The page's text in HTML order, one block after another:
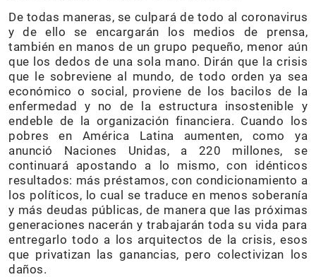
De todas maneras, se culpará de todo al coronavirus
y de ello se encargarán los medios de prensa,
también en manos de un grupo pequeño, menor aún
que los dedos de una sola mano. Dirán que la crisis
que le sobreviene al mundo, de todo orden ya sea
económico o social, proviene de los bacilos de la
enfermedad y no de la estructura insostenible y
endeble de la organización financiera. Cuando los
pobres en América Latina aumenten, como ya
anunció Naciones Unidas, a 220 millones, se
continuará apostando a lo mismo, con idénticos
resultados: más préstamos, con condicionamiento a
los políticos, lo cual se traduce en menos soberanía
y más deudas públicas, de manera que las próximas
generaciones nacerán y trabajarán toda su vida para
entregarlo todo a los arquitectos de la crisis, esos
que privatizan las ganancias, pero colectivizan los
daños.